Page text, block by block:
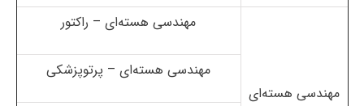
مهندسی هسته‌ای
مهندسی هسته‌ای – راکتور
مهندسی هسته‌ای – پرتوپزشکی